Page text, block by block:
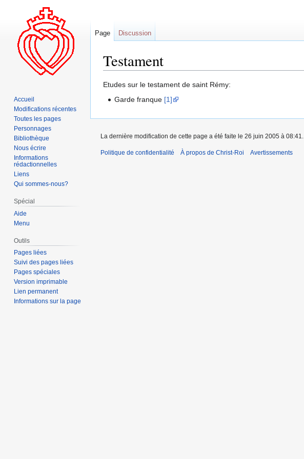
Testament
Aller
navigation
Aller
recherche
Etudes sur le testament de saint Rémy:
Garde franque [1]
Page Discussion
Accueil
Modifications récentes
Toutes les pages
Personnages
Bibliothèque
Nous écrire
Informations
rédactionnelles
Liens
Qui sommes-nous?
Spécial
Aide
Menu
Outils
Pages liées
Suivi des pages liées
Pages spéciales
Version imprimable
Lien permanent
Informations sur la page
La dernière modification de cette page a été faite le 26 juin 2005 à 08:41.
Politique de confidentialité À propos de Christ-Roi Avertissements